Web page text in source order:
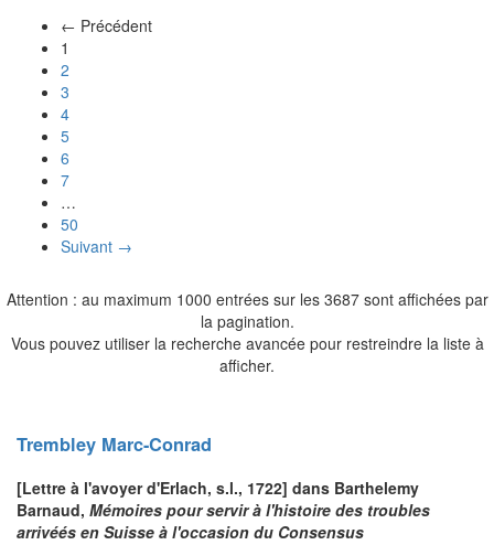
← Précédent
1
2
3
4
5
6
7
…
50
Suivant →
Attention : au maximum 1000 entrées sur les 3687 sont affichées par
la pagination.
Vous pouvez utiliser la recherche avancée pour restreindre la liste à
afficher.
Trembley Marc-Conrad
[Lettre à l'avoyer d'Erlach, s.l., 1722] dans Barthelemy
Barnaud, Mémoires pour servir à l'histoire des troubles
arrivéés en Suisse à l'occasion du Consensus